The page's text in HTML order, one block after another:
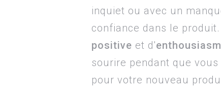
inquiet ou avec un
confiance dans le
positive et d'
sourire pendant que
pour votre nouveau